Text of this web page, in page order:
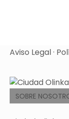
Aviso Legal·
SOBRE